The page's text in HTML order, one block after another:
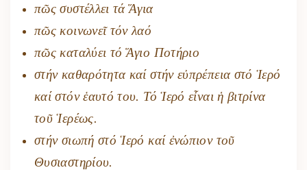
πῶς συστέλλει τά Ἅγια
πῶς κοινωνεῖ τόν λαό
πῶς καταλύει τό Ἅγιο Ποτήριο
στήν καθαρότητα καί στήν εὐπρέπεια στό Ἱερό
καί στόν ἑαυτό του. Τό Ἱερό εἶναι ἡ βιτρίνα
τοῦ Ἱερέως.
στήν σιωπή στό Ἱερό καί ἐνώπιον τοῦ
Θυσιαστηρίου.